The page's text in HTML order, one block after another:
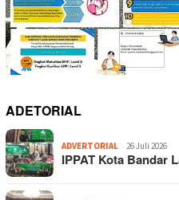
ADETORIAL
ADVERTORIAL 26 Juli 2026
IPPAT Kota Bandar